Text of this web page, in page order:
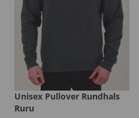
Unisex Pullover Rundhals
Ruru